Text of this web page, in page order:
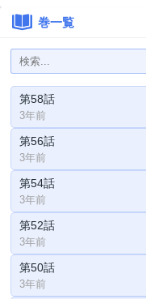
巻一覧
第58話
3年前
第56話
3年前
第54話
3年前
第52話
3年前
第50話
3年前